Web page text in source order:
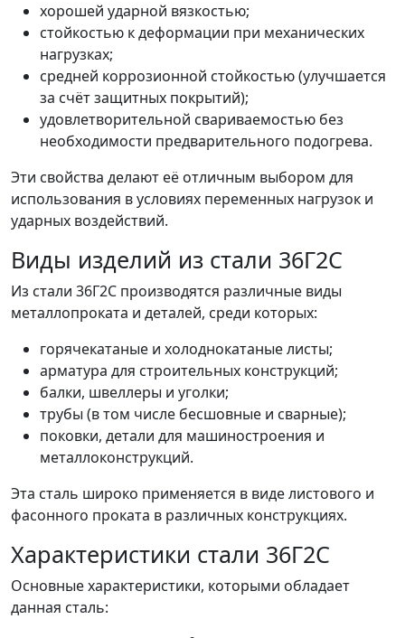
хорошей ударной вязкостью;
стойкостью к деформации при механических
нагрузках;
средней коррозионной стойкостью (улучшается
за счёт защитных покрытий);
удовлетворительной свариваемостью без
необходимости предварительного подогрева.
Эти свойства делают её отличным выбором для
использования в условиях переменных нагрузок и
ударных воздействий.
Виды изделий из стали 36Г2С
Из стали 36Г2С производятся различные виды
металлопроката и деталей, среди которых:
горячекатаные и холоднокатаные листы;
арматура для строительных конструкций;
балки, швеллеры и уголки;
трубы (в том числе бесшовные и сварные);
поковки, детали для машиностроения и
металлоконструкций.
Эта сталь широко применяется в виде листового и
фасонного проката в различных конструкциях.
Характеристики стали 36Г2С
Основные характеристики, которыми обладает
данная сталь: